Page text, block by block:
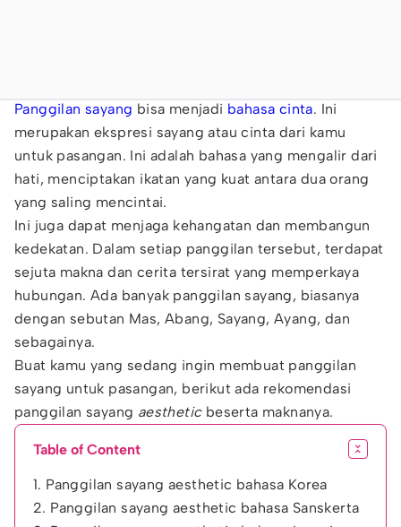
Panggilan sayang bisa menjadi bahasa cinta. Ini
merupakan ekspresi sayang atau cinta dari kamu
untuk pasangan. Ini adalah bahasa yang mengalir dari
hati, menciptakan ikatan yang kuat antara dua orang
yang saling mencintai.
Ini juga dapat menjaga kehangatan dan membangun
kedekatan. Dalam setiap panggilan tersebut, terdapat
sejuta makna dan cerita tersirat yang memperkaya
hubungan. Ada banyak panggilan sayang, biasanya
dengan sebutan Mas, Abang, Sayang, Ayang, dan
sebagainya.
Buat kamu yang sedang ingin membuat panggilan
sayang untuk pasangan, berikut ada rekomendasi
panggilan sayang aestheticbeserta maknanya.
Table of Content
1. Panggilan sayang aesthetic bahasa Korea
2. Panggilan sayang aesthetic bahasa Sanskerta